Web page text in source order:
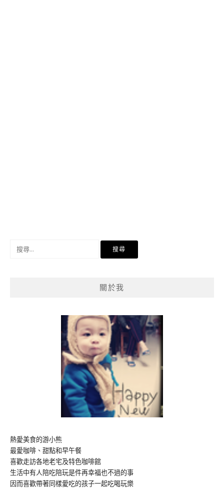
關於我
熱愛美食的游小熊
最愛咖啡、甜點和早午餐
喜歡走訪各地老宅及特色咖啡館
生活中有人陪吃陪玩是件再幸福也不過的事
因而喜歡帶著同樣愛吃的孩子一起吃喝玩樂